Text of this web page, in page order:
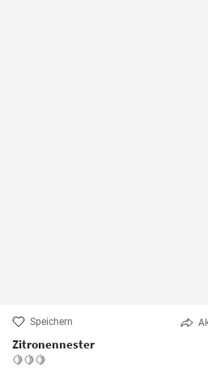
Speichern
Zitronennester
🍋🍋🍋